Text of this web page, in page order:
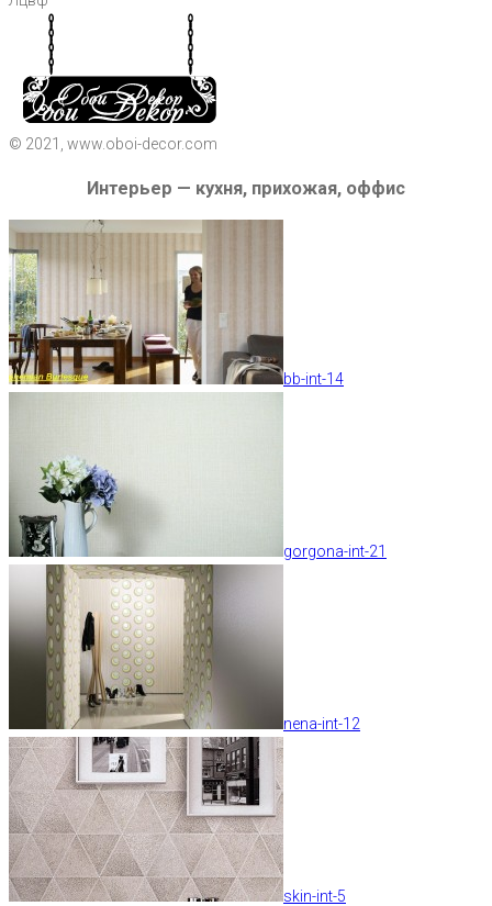
© 2021, www.oboi-decor.com
Интерьер — кухня, прихожая, оффис
bb-int-14
gorgona-int-21
nena-int-12
skin-int-5